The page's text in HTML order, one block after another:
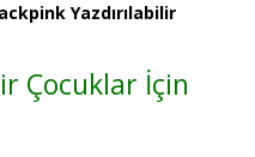
Yazdırılabilir
Çocuklar İçin